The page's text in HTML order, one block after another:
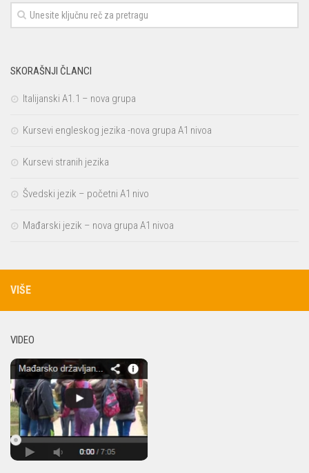
SKORAŠNJI ČLANCI
Italijanski A1.1 – nova grupa
Kursevi engleskog jezika -nova grupa A1 nivoa
Kursevi stranih jezika
Švedski jezik – početni A1 nivo
Mađarski jezik – nova grupa A1 nivoa
VIŠE
VIDEO